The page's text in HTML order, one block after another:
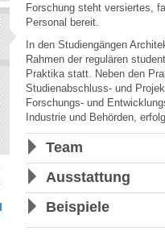
Forschung steht versiertes,
Personal bereit.
In den Studiengängen
Rahmen der regulären
Praktika statt. Neben den
Studienabschluss- und
Forschungs- und
Industrie und Behörden,
Team
Ausstattung
Beispiele